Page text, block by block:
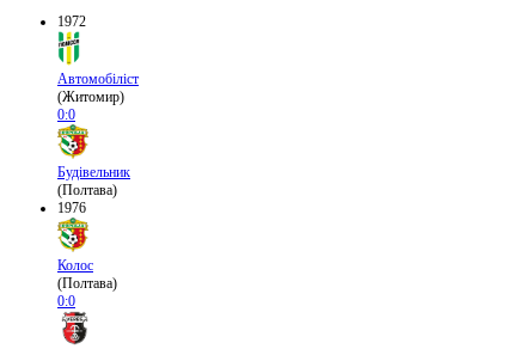
1972
Автомобіліст
(Житомир)
0:0
Будівельник
(Полтава)
1976
Колос
(Полтава)
0:0